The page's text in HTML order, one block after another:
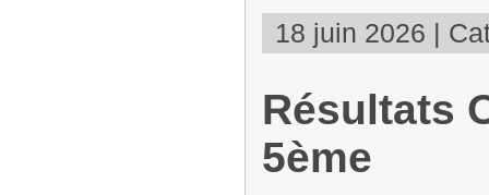
18 juin 2026 |
Résultats
5ème